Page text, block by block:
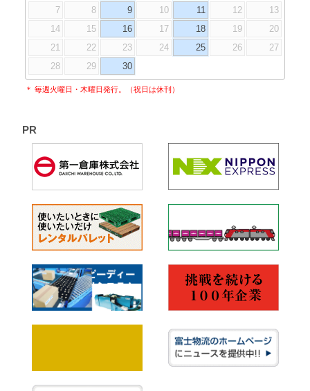
7
8 9 10 11 12
13
14
15 16 17 18 19
20
21
22 23 24 25 26
27
28
29 30
＊ 毎週火曜日・木曜日発行。（祝日は休刊）